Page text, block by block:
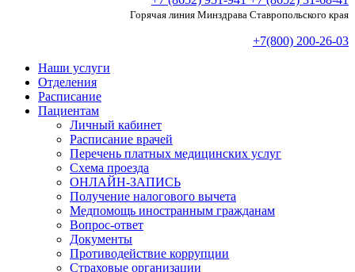
Горячая линия Минздрава Ставропольского края
+7(800) 200-26-03
Наши услуги
Отделения
Расписание
Пациентам
Личный кабинет
Расписание врачей
Перечень платных медицинских услуг
Схема проезда
ОНЛАЙН-ЗАПИСЬ
Получение налогового вычета
Медпомощь иностранным гражданам
Вопрос-ответ
Документы
Противодействие коррупции
Страховые организации